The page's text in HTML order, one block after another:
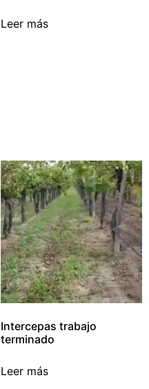
Leer más
Intercepas trabajo
terminado
Leer más